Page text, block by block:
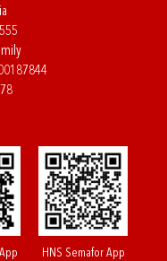
HNS Semafor App